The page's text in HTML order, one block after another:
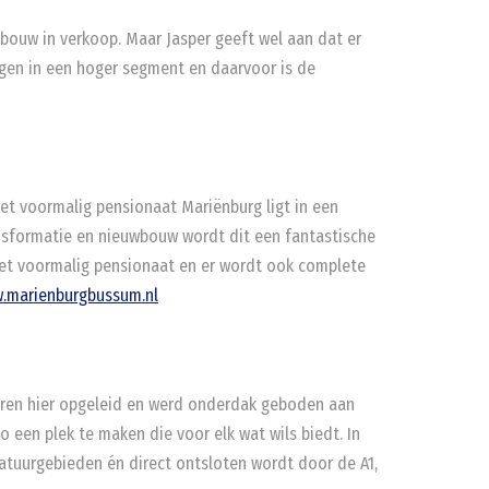
in verkoop. Maar Jasper geeft wel aan dat er
in een hoger segment en daarvoor is de
voormalig pensionaat Mariënburg ligt in een
en nieuwbouw wordt dit een fantastische
voormalig pensionaat en er wordt ook complete
hier opgeleid en werd onderdak geboden aan
een plek te maken die voor elk wat wils biedt. In
én direct ontsloten wordt door de A1,